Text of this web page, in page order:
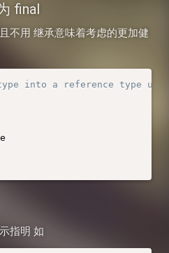
final
不用 继承意味着考虑的更加健
into a reference type
指明 如